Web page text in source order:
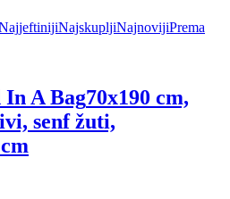
NajskupljiNajnovijiPrema
In A Bag70x190 cm,
senf žuti,